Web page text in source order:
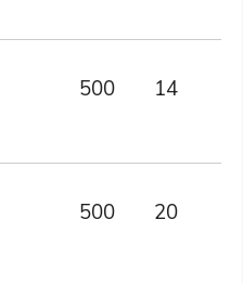
500 14
500 20